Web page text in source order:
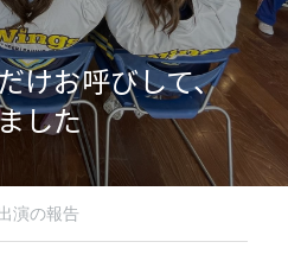
けお呼びして、
した
演の報告